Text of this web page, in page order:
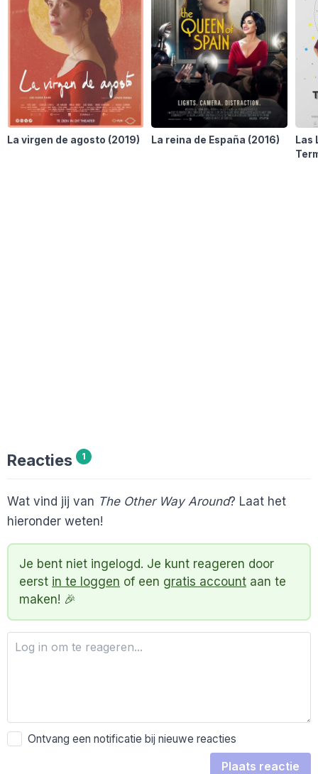
La virgen de agosto (2019) La reina de España (2016)
Las
Reacties 1
Wat vind jij van The Other Way Around? Laat het
hieronder weten!
Je bent niet ingelogd. Je kunt reageren door
eerst in te loggen of een gratis account aan te
maken! 🎉
Ontvang een notificatie bij nieuwe reacties
Plaats reactie